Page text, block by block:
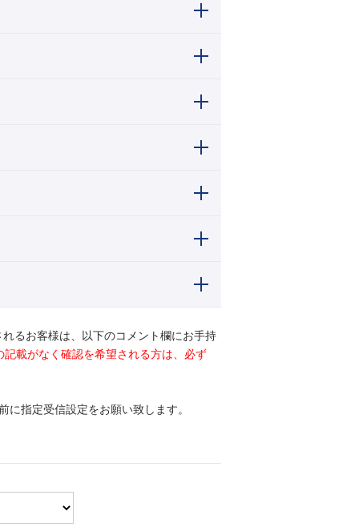
るお客様は、以下のコメント欄にお手持
載がなく確認を希望される方は、必ず
指定受信設定をお願い致します。